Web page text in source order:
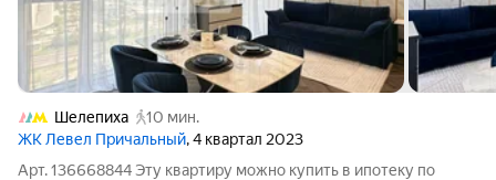
Шелепиха
10 мин.
ЖК Левел Причальный, 4 квартал 2023
Арт. 136668844 Эту квартиру можно купить в ипотеку по